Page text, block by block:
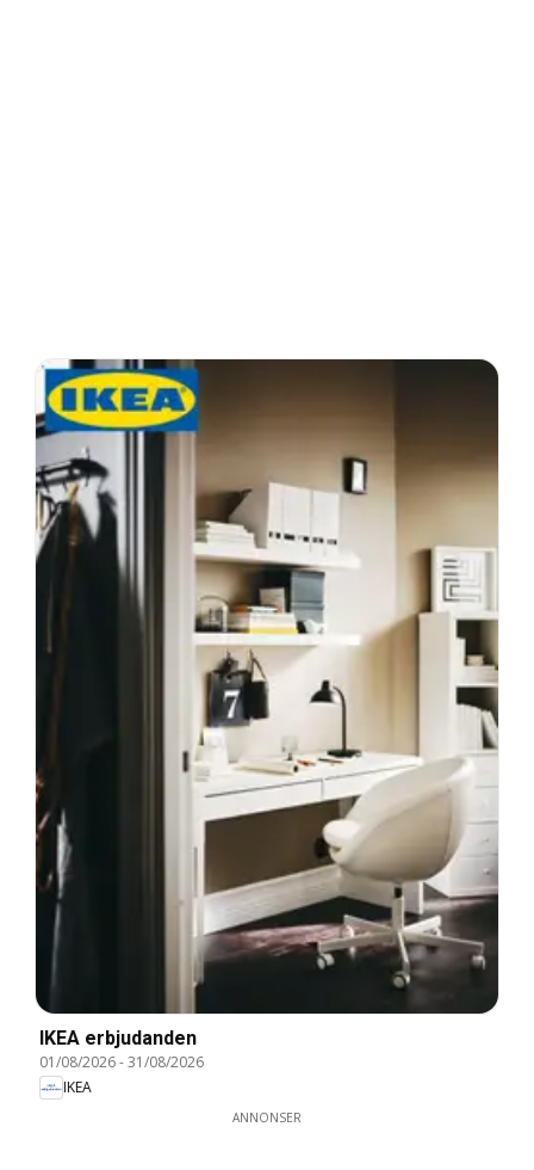
IKEA erbjudanden
01/08/2026-31/08/2026
IKEA
ANNONSER